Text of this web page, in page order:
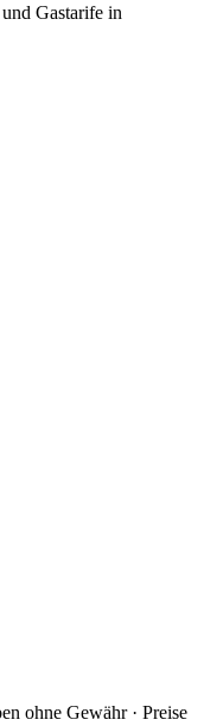
Gastarife in
ohne Gewähr · Preise